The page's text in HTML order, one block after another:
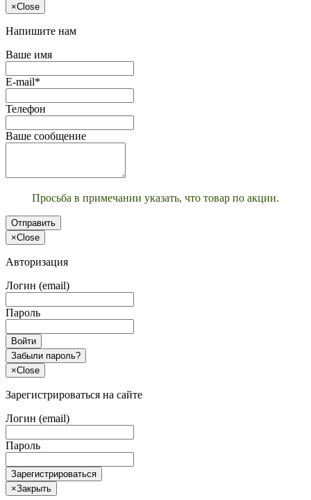
×Close
Напишите нам
Ваше имя
E-mail*
Телефон
Ваше сообщение
Просьба в примечании указать, что товар по акции.
Отправить
×Close
Авторизация
Логин (email)
Пароль
Войти
Забыли пароль?
×Close
Зарегистрироваться на сайте
Логин (email)
Пароль
Зарегистрироваться
×Закрыть